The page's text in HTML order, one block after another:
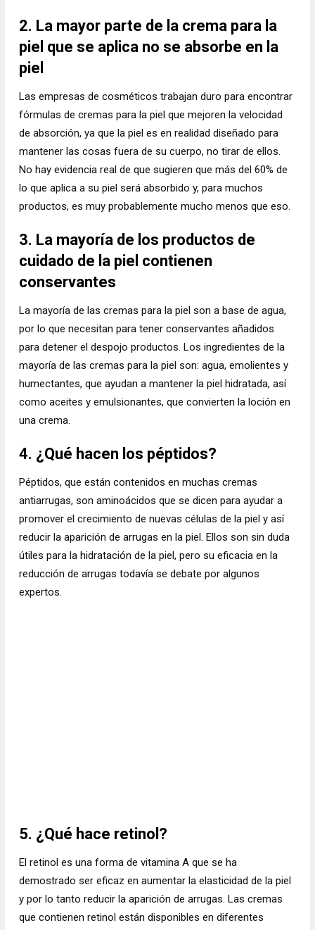
2. La mayor parte de la crema para la
piel que se aplica no se absorbe en la
piel
Las empresas de cosméticos trabajan duro para encontrar
fórmulas de cremas para la piel que mejoren la velocidad
de absorción, ya que la piel es en realidad diseñado para
mantener las cosas fuera de su cuerpo, no tirar de ellos.
No hay evidencia real de que sugieren que más del 60% de
lo que aplica a su piel será absorbido y, para muchos
productos, es muy probablemente mucho menos que eso.
3. La mayoría de los productos de
cuidado de la piel contienen
conservantes
La mayoría de las cremas para la piel son a base de agua,
por lo que necesitan para tener conservantes añadidos
para detener el despojo productos. Los ingredientes de la
mayoría de las cremas para la piel son: agua, emolientes y
humectantes, que ayudan a mantener la piel hidratada, así
como aceites y emulsionantes, que convierten la loción en
una crema.
4. ¿Qué hacen los péptidos?
Péptidos, que están contenidos en muchas cremas
antiarrugas, son aminoácidos que se dicen para ayudar a
promover el crecimiento de nuevas células de la piel y así
reducir la aparición de arrugas en la piel. Ellos son sin duda
útiles para la hidratación de la piel, pero su eficacia en la
reducción de arrugas todavía se debate por algunos
expertos.
5. ¿Qué hace retinol?
El retinol es una forma de vitamina A que se ha
demostrado ser eficaz en aumentar la elasticidad de la piel
y por lo tanto reducir la aparición de arrugas. Las cremas
que contienen retinol están disponibles en diferentes